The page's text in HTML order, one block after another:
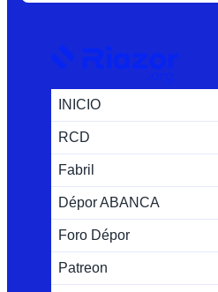
INICIO
RCD
Fabril
Dépor ABANCA
Foro Dépor
Patreon